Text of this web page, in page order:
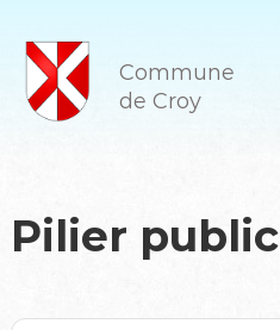
Commune
de Croy
Pilier public